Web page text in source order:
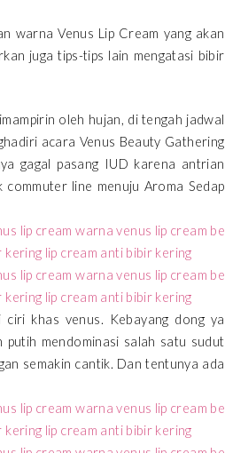
warna Venus Lip Cream yang akan
juga tips-tips lain mengatasi bibir
oleh hujan, di tengah jadwal
acara Venus Beauty Gathering
gagal pasang IUD karena antrian
line menuju Aroma Sedap
khas venus. Kebayang dong ya
mendominasi salah satu sudut
semakin cantik. Dan tentunya ada